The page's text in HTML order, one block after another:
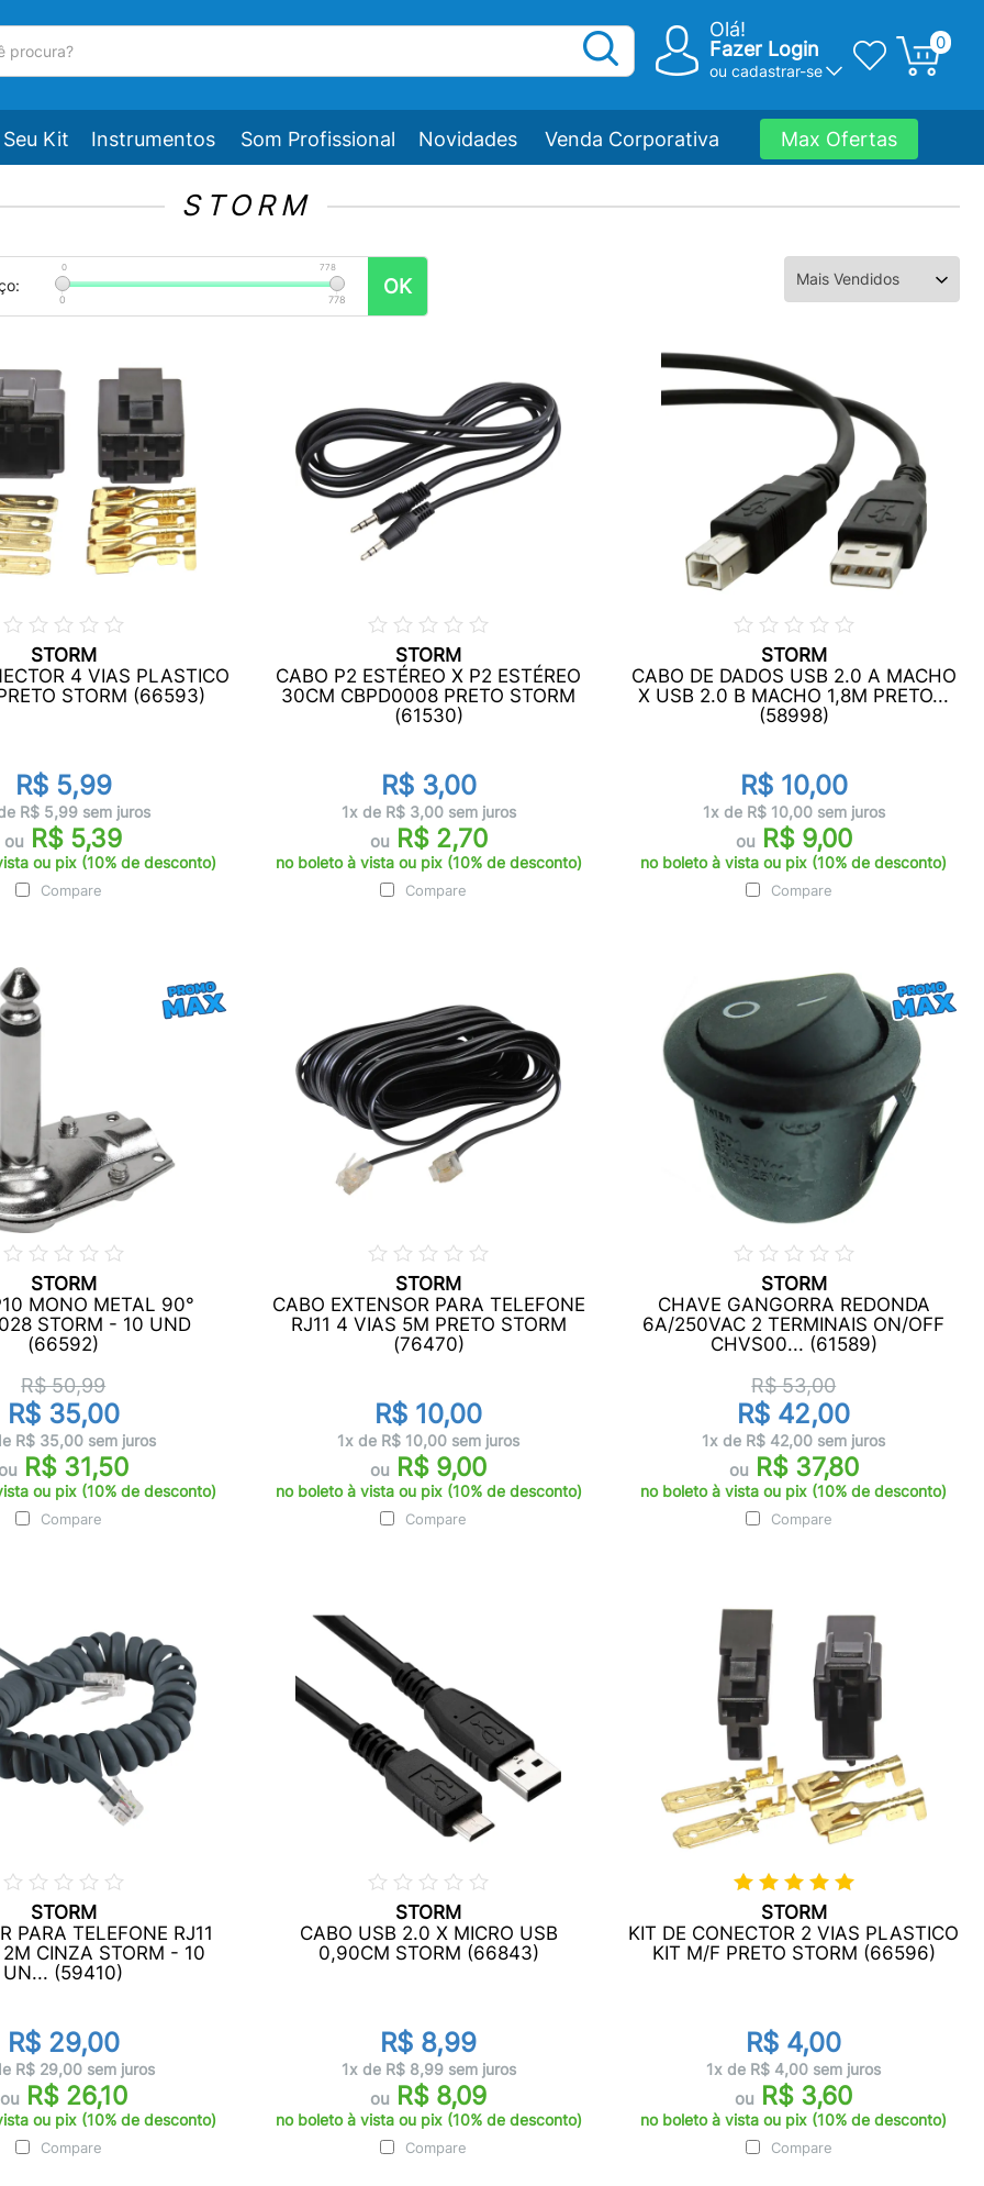
Olá!
Fazer Login
ou cadastrar-se
0
Kit Instrumentos Som Profissional Novidades Venda Corporativa Max Ofertas
STORM
0 778
0 778
OK
STORM
4 VIAS PLASTICO
STORM (66593)
R$ 5,99
R$ 5,99 sem juros
ou R$ 5,39
ou pix (10% de desconto)
Compare
STORM
CABO P2 ESTÉREO X P2 ESTÉREO
30CM CBPD0008 PRETO STORM
(61530)
R$ 3,00
1x de R$ 3,00 sem juros
ou R$ 2,70
no boleto à vista ou pix (10% de desconto)
Compare
STORM
CABO DE DADOS USB 2.0 A MACHO
X USB 2.0 B MACHO 1,8M PRETO...
(58998)
R$ 10,00
1x de R$ 10,00 sem juros
ou R$ 9,00
no boleto à vista ou pix (10% de desconto)
Compare
STORM
MONO METAL 90°
STORM - 10 UND
(66592)
R$ 50,99
R$ 35,00
R$ 35,00 sem juros
ou R$ 31,50
ou pix (10% de desconto)
Compare
STORM
CABO EXTENSOR PARA TELEFONE
RJ11 4 VIAS 5M PRETO STORM
(76470)
R$ 10,00
1x de R$ 10,00 sem juros
ou R$ 9,00
no boleto à vista ou pix (10% de desconto)
Compare
STORM
CHAVE GANGORRA REDONDA
6A/250VAC 2 TERMINAIS ON/OFF
CHVS00... (61589)
R$ 53,00
R$ 42,00
1x de R$ 42,00 sem juros
ou R$ 37,80
no boleto à vista ou pix (10% de desconto)
Compare
STORM
PARA TELEFONE RJ11
2M CINZA STORM - 10
UN... (59410)
R$ 29,00
R$ 29,00 sem juros
ou R$ 26,10
ou pix (10% de desconto)
Compare
STORM
CABO USB 2.0 X MICRO USB
0,90CM STORM (66843)
R$ 8,99
1x de R$ 8,99 sem juros
ou R$ 8,09
no boleto à vista ou pix (10% de desconto)
Compare
STORM
KIT DE CONECTOR 2 VIAS PLASTICO
KIT M/F PRETO STORM (66596)
R$ 4,00
1x de R$ 4,00 sem juros
ou R$ 3,60
no boleto à vista ou pix (10% de desconto)
Compare